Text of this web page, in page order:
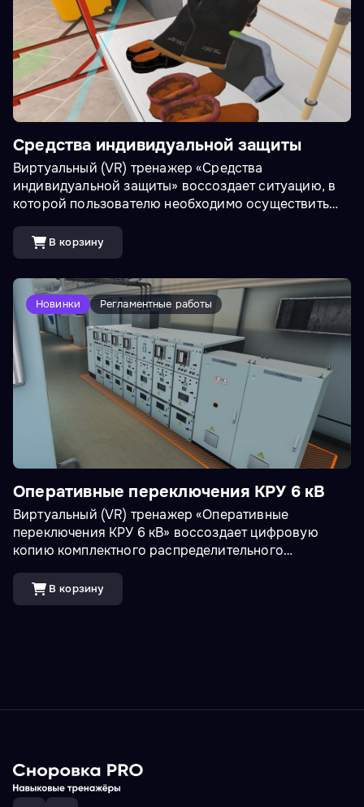
Средства индивидуальной защиты
Виртуальный (VR) тренажер «Средства
индивидуальной защиты» воссоздает ситуацию, в
которой пользователю необходимо осуществить
понимать процесс проверки, разделить СИЗ на те,
которые находятся на пользователе сейчас, и те,
которые следует принести на рабочее место. СИЗ -
это средства, которые нейтрализуют воздействия
опасностей, вызывающие серьезные травмы и
заболевания на рабочем месте. В рамках тренажера
пользователю предоставляется выбор работ:
химические и электрические, СИЗ меняются в
зависимости от выбора.&nbsp;<br><br>
В корзину
Новинки Регламентные работы
Оперативные переключения КРУ 6 кВ
Виртуальный (VR) тренажер «Оперативные
переключения КРУ 6 кВ» воссоздает цифровую
копию комплектного распределительного
Masterpact) и позволяет имитировать
переключения в электроустановках в условиях,
В корзину